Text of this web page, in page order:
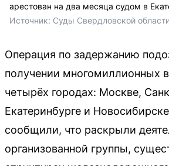
арестован на два месяца судом в
Источник: Суды Свердловской
Операция по задержанию
получении многомиллионных
четырёх городах: Москве,
Екатеринбурге и
сообщили, что раскрыли
организованной группы,